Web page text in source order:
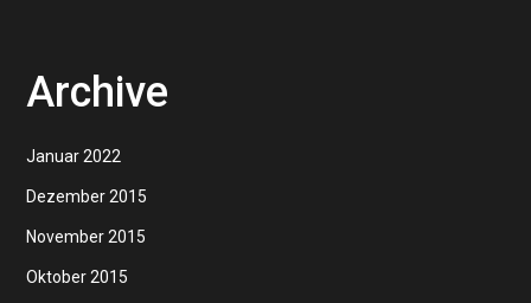
Archive
Januar 2022
Dezember 2015
November 2015
Oktober 2015